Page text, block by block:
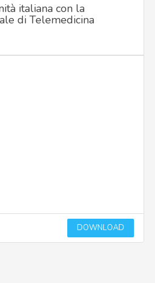
italiana con la
di Telemedicina
DOWNLOAD